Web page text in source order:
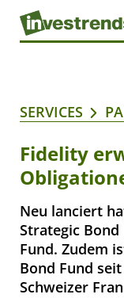
SERVICES
Fidelity
Neu lanciert
Strategic Bond
Fund. Zudem
Bond Fund
Schweizer